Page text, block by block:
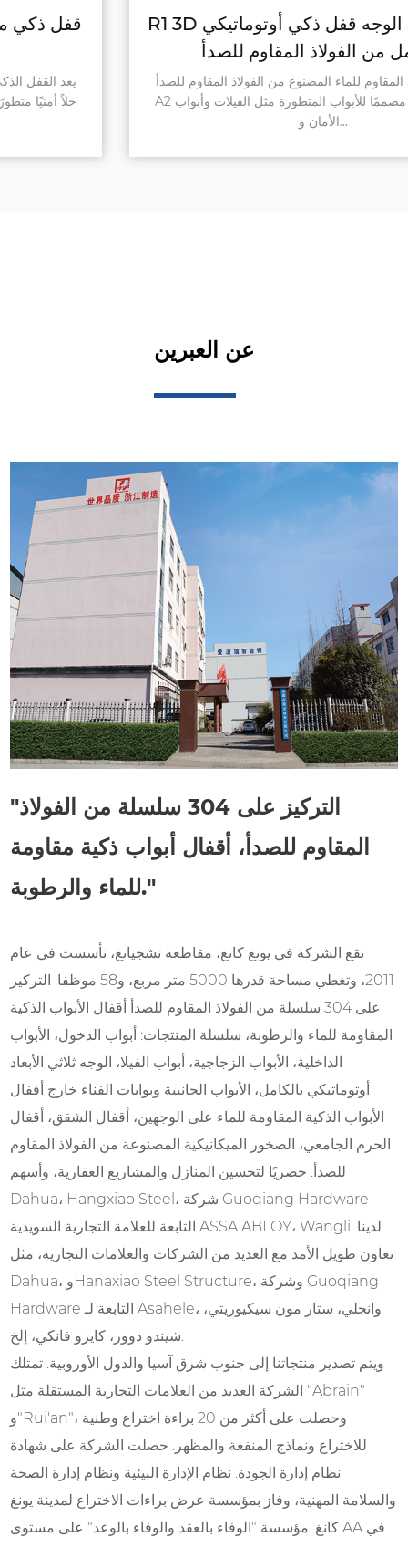
R1 3D التعرف على الوجه قفل ذكي أوتوماتيكي
بالكامل من الفولاذ المقاوم للصدأ
يعد القفل الذكي المقاوم للماء المصنوع من الفولاذ المقاوم للصدأ
A2 حلاً أمنيًا متطورًا مصممًا للأبواب المتطورة مثل الفيلات وأبواب
عن العبرين
"التركيز على 304 سلسلة من الفولاذ
المقاوم للصدأ، أقفال أبواب ذكية مقاومة
للماء والرطوبة."
تقع الشركة في يونغ كانغ، مقاطعة تشجيانغ، تأسست في عام
2011، وتغطي مساحة قدرها 5000 متر مربع، و58 موظفا. التركيز
على 304 سلسلة من الفولاذ المقاوم للصدأ أقفال الأبواب الذكية
المقاومة للماء والرطوبة، سلسلة المنتجات: أبواب الدخول، الأبواب
الداخلية، الأبواب الزجاجية، أبواب الفيلا، الوجه ثلاثي الأبعاد
أوتوماتيكي بالكامل، الأبواب الجانبية وبوابات الفناء خارج أقفال
الأبواب الذكية المقاومة للماء على الوجهين، أقفال الشقق، أقفال
الحرم الجامعي، الصخور الميكانيكية المصنوعة من الفولاذ المقاوم
للصدأ. حصريًا لتحسين المنازل والمشاريع العقارية، وأسهم
Dahua، Hangxiao Steel، شركة Guoqiang Hardware
التابعة للعلامة التجارية السويدية ASSA ABLOY، Wangli. لدينا
تعاون طويل الأمد مع العديد من الشركات والعلامات التجارية، مثل
Dahua، وHanaxiao Steel Structure، وشركة Guoqiang
Hardware التابعة لـ Asahele، وانجلي، ستار مون سيكيوريتي،
ويتم تصدير منتجاتنا إلى جنوب شرق آسيا والدول الأوروبية. تمتلك
الشركة العديد من العلامات التجارية المستقلة مثل "Abrain"
و"Rui'an"، وحصلت على أكثر من 20 براءة اختراع وطنية
للاختراع ونماذج المنفعة والمظهر. حصلت الشركة على شهادة
نظام إدارة الجودة. نظام الإدارة البيئية ونظام إدارة الصحة
والسلامة المهنية، وفاز بمؤسسة عرض براءات الاختراع لمدينة يونغ
كانغ. مؤسسة "الوفاء بالعقد والوفاء بالوعد" على مستوى AA في